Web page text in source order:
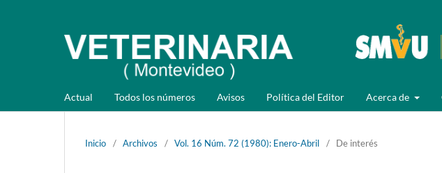
Actual Todos los números Avisos Política del Editor Acerca de
Inicio / Archivos / Vol. 16 Núm. 72 (1980): Enero-Abril / De interés